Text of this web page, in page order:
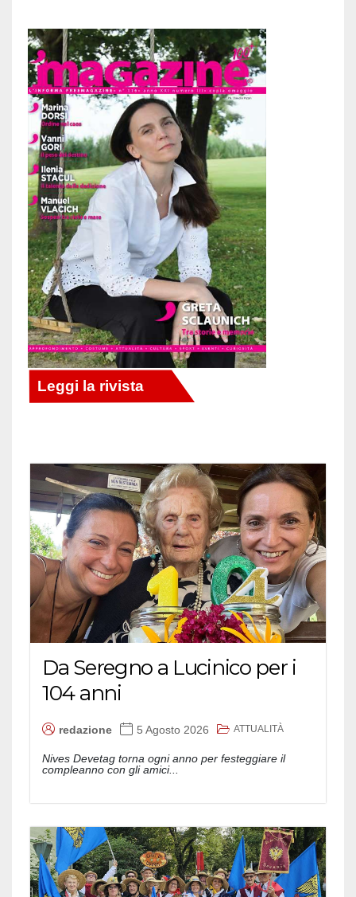
Da Seregno a Lucinico per i
104 anni
redazione 5 Agosto 2026 ATTUALITÀ
Nives Devetag torna ogni anno per festeggiare il
compleanno con gli amici...